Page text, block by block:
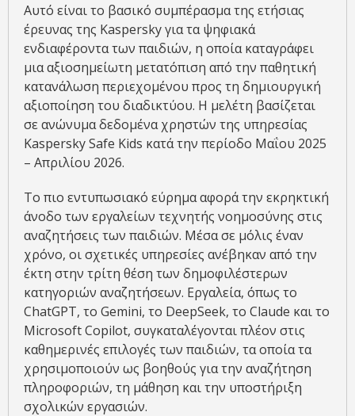
Αυτό είναι το βασικό συμπέρασμα της ετήσιας
έρευνας της Kaspersky για τα ψηφιακά
ενδιαφέροντα των παιδιών, η οποία καταγράφει
μια αξιοσημείωτη μετατόπιση από την παθητική
κατανάλωση περιεχομένου προς τη δημιουργική
αξιοποίηση του διαδικτύου. Η μελέτη βασίζεται
σε ανώνυμα δεδομένα χρηστών της υπηρεσίας
Kaspersky Safe Kids κατά την περίοδο Μαΐου 2025
– Απριλίου 2026.
Το πιο εντυπωσιακό εύρημα αφορά την εκρηκτική
άνοδο των εργαλείων τεχνητής νοημοσύνης στις
αναζητήσεις των παιδιών. Μέσα σε μόλις έναν
χρόνο, οι σχετικές υπηρεσίες ανέβηκαν από την
έκτη στην τρίτη θέση των δημοφιλέστερων
κατηγοριών αναζητήσεων. Εργαλεία, όπως το
ChatGPT, το Gemini, το DeepSeek, το Claude και το
Microsoft Copilot, συγκαταλέγονται πλέον στις
καθημερινές επιλογές των παιδιών, τα οποία τα
χρησιμοποιούν ως βοηθούς για την αναζήτηση
πληροφοριών, τη μάθηση και την υποστήριξη
σχολικών εργασιών.